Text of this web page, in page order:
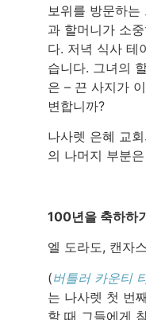
보위를 방문하
과 할머니가 소
다. 저녁 식사 테
습니다. 그녀의
은 – 끈 사지가
변합니까?
나사렛 은혜 교
의 나머지 부분
100년을 축하하
엘 도라도, 캔자스
(버틀러 카운티
는 나사렛 첫 번
할 때 그들에게